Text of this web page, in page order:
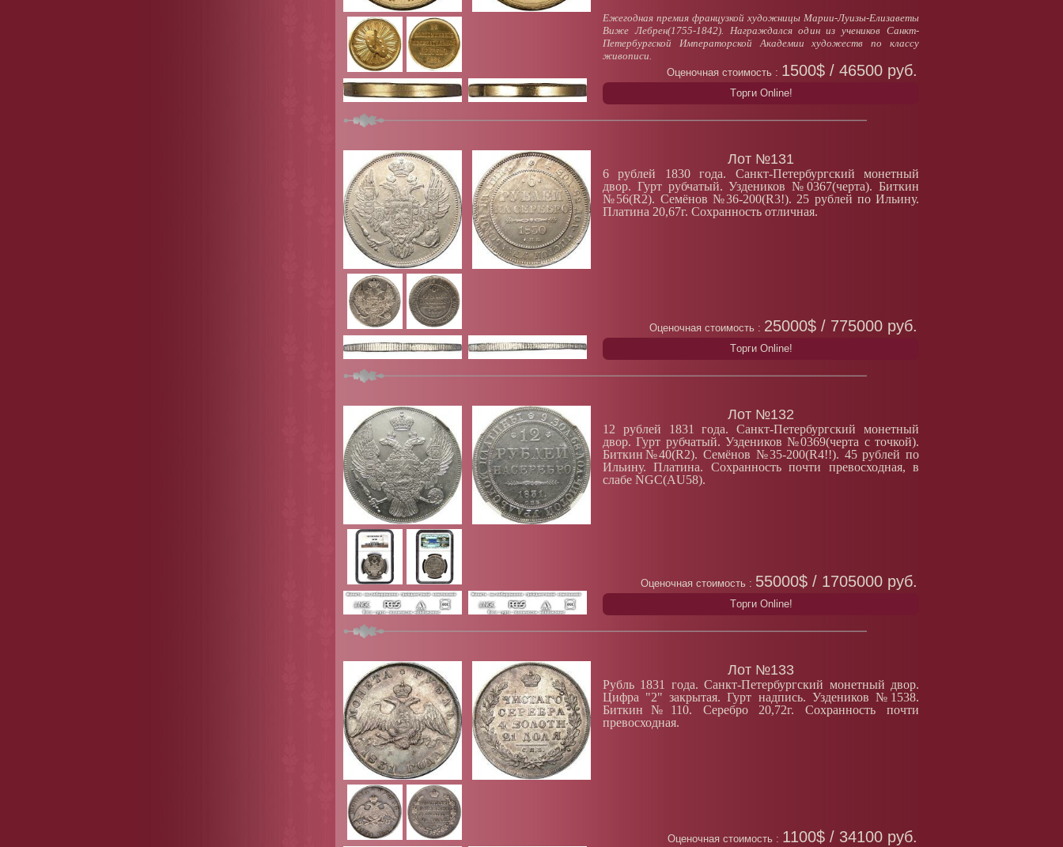
Ежегодная премия французкой художницы Марии-Луизы-Елизаветы
Виже Лебрен(1755-1842). Награждался один из учеников Санкт-
Петербургской Императорской Академии художеств по классу
живописи.
Оценочная стоимость : 1500$ / 46500 руб.
Tорги Online!
Лот №131
6 рублей 1830 года. Санкт-Петербургский монетный
двор. Гурт рубчатый. Уздеников №0367(черта). Биткин
№56(R2). Семёнов №36-200(R3!). 25 рублей по Ильину.
Платина 20,67г. Сохранность отличная.
Оценочная стоимость : 25000$ / 775000 руб.
Tорги Online!
Лот №132
12 рублей 1831 года. Санкт-Петербургский монетный
двор. Гурт рубчатый. Уздеников №0369(черта с точкой).
Биткин№40(R2). Семёнов №35-200(R4!!). 45 рублей по
Ильину. Платина. Сохранность почти превосходная, в
слабе NGC(AU58).
Оценочная стоимость : 55000$ / 1705000 руб.
Tорги Online!
Лот №133
Рубль 1831 года. Санкт-Петербургский монетный двор.
Цифра "2" закрытая. Гурт надпись. Уздеников №1538.
Биткин№110. Серебро 20,72г. Сохранность почти
превосходная.
Оценочная стоимость : 1100$ / 34100 руб.